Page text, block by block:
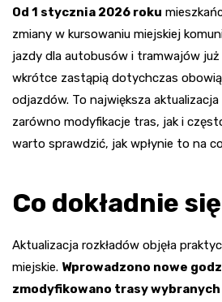
Od 1 stycznia 2026 roku
zmiany w kursowaniu miejskiej
jazdy dla autobusów i tramwajów już
wkrótce zastąpią dotychczas
odjazdów. To największa
zarówno modyfikacje tras, jak i
warto sprawdzić, jak wpłynie to na
Co dokładnie
Aktualizacja rozkładów objęła
miejskie. Wprowadzono nowe
zmodyfikowano trasy